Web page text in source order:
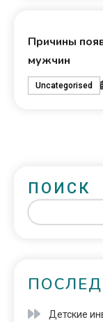
Причины
мужчин
Uncategorised
ПОИСК
Детские